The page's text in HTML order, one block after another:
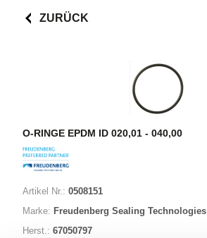
ZURÜCK
O-RINGE EPDM ID 020,01 - 040,00
Artikel Nr.: 0508151
Marke: Freudenberg Sealing Technologies
Herst.: 67050797